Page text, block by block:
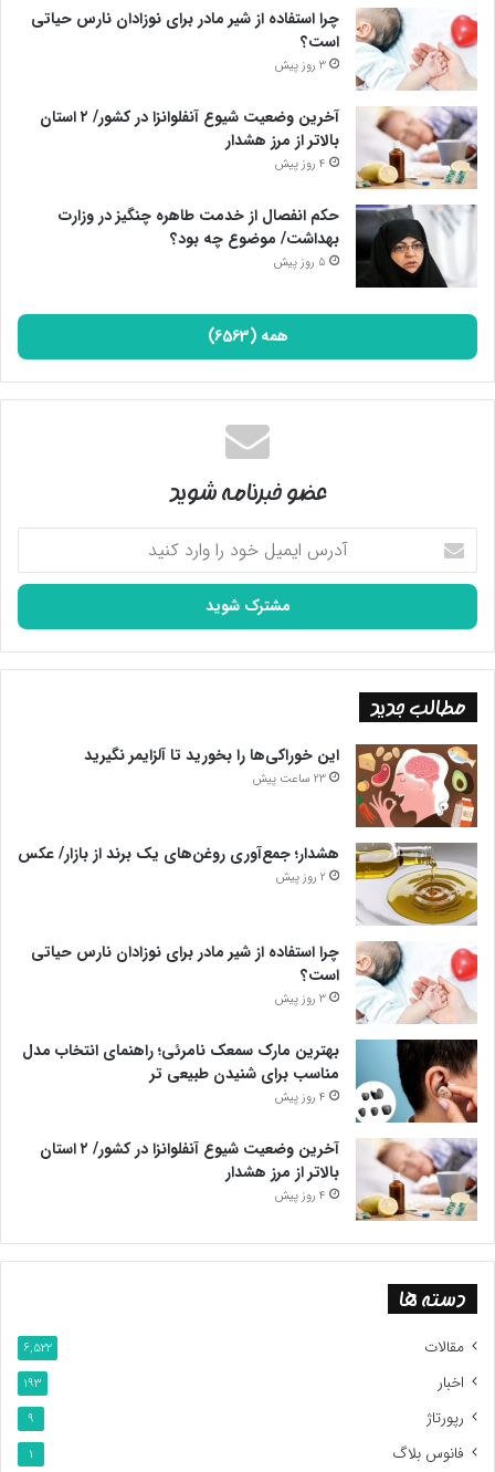
چرا استفاده از شیر مادر برای نوزادان نارس حیاتی
است؟
3 روز پیش
آخرین وضعیت شیوع آنفلوانزا در کشور/ ۲ استان
بالاتر از مرز هشدار
4 روز پیش
حکم انفصال از خدمت طاهره چنگیز در وزارت
بهداشت/ موضوع چه بود؟
5 روز پیش
همه (6563)
عضو خبرنامه شوید
آدرس
ایمیل
خود
وارد
کنید
مطالب جدید
این خوراکی‌ها را بخورید تا آلزایمر نگیرید
23 ساعت پیش
هشدار؛ جمع‌آوری روغن‌های یک برند از بازار/ عکس
2 روز پیش
چرا استفاده از شیر مادر برای نوزادان نارس حیاتی
است؟
3 روز پیش
بهترین مارک سمعک نامرئی؛ راهنمای انتخاب مدل
مناسب برای شنیدن طبیعی تر
4 روز پیش
آخرین وضعیت شیوع آنفلوانزا در کشور/ ۲ استان
بالاتر از مرز هشدار
4 روز پیش
دسته ها
مقالات 6,522
اخبار 193
رپورتاژ 9
فانوس بلاگ 1